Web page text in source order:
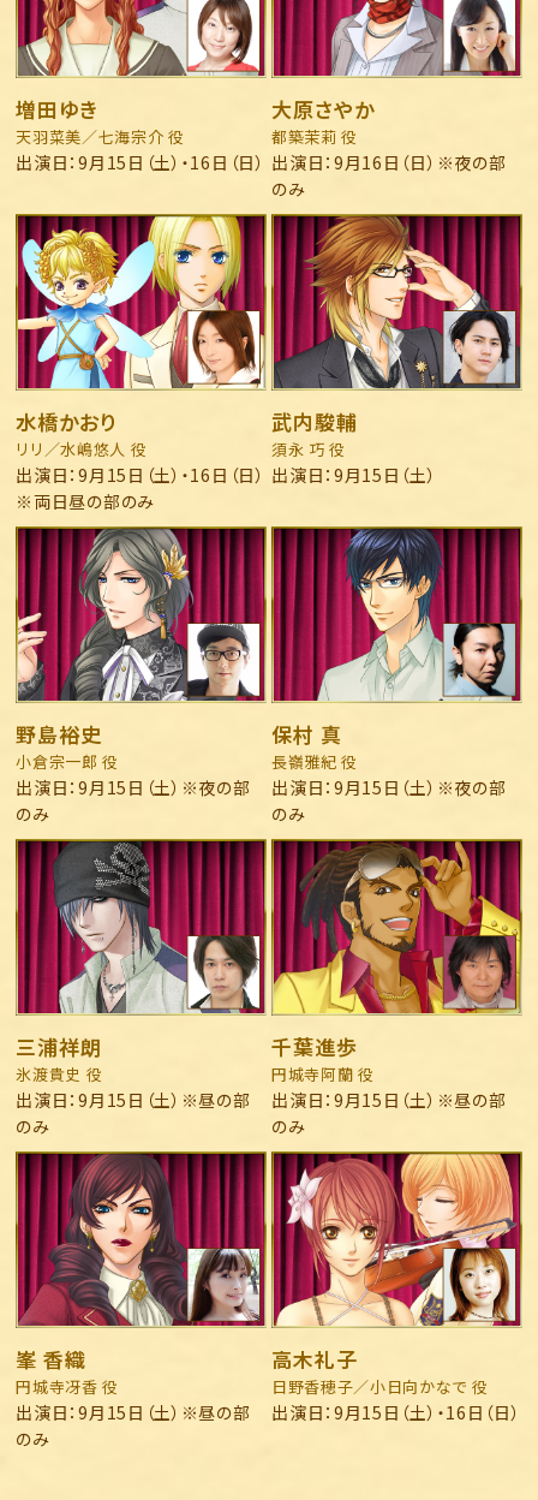
増田ゆき
天羽菜美／七海宗介 役
出演日：9月15日（土）・16日（日）
大原さやか
都築茉莉 役
出演日：9月16日（日）※夜の部
のみ
水橋かおり
リリ／水嶋悠人 役
出演日：9月15日（土）・16日（日）
※両日昼の部のみ
武内駿輔
須永 巧 役
出演日：9月15日（土）
野島裕史
小倉宗一郎 役
出演日：9月15日（土）※夜の部
のみ
保村 真
長嶺雅紀 役
出演日：9月15日（土）※夜の部
のみ
三浦祥朗
氷渡貴史 役
出演日：9月15日（土）※昼の部
のみ
千葉進歩
円城寺阿蘭 役
出演日：9月15日（土）※昼の部
のみ
峯 香織
円城寺冴香 役
出演日：9月15日（土）※昼の部
のみ
高木礼子
日野香穂子／小日向かなで 役
出演日：9月15日（土）・16日（日）